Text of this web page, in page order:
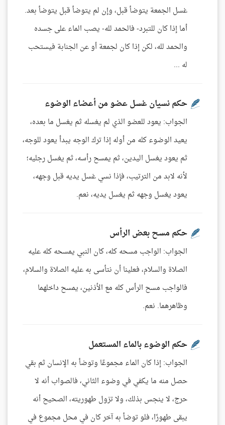
غسل الجمعة يتوضأ قبل، وإن لم يتوضأ قبل يتوضأ بعد.
أما إذا كان للتبرد- فالحمد لله- يصب الماء على جسده
والحمد لله، لكن إذا كان لجمعة أو عن الجنابة فيستحب
له ...
حكم نسيان غسل عضو من أعضاء الوضوء
الجواب: يعود للعضو الذي لم يغسله ثم يغسل ما بعده،
يعيد الوضوء كله من أوله إذا ترك الوجه يبدأ يعود للوجه،
ثم يعود يغسل اليدين، ثم يمسح رأسه، ثم يغسل رجليه؛
لأنه لابد من الترتيب، فإذا نسي غسل يديه قبل وجهه،
يعود يغسل وجهه ثم يغسل يديه، نعم.
حكم مسح بعض الرأس
الجواب: الواجب مسحه كله، كان النبي يمسحه كله عليه
الصلاة والسلام، فعلينا أن نتأسى به عليه الصلاة والسلام،
فالواجب مسح الرأس كله مع الأذنين، يمسح داخلهما
وظاهرهما. نعم.
حكم الوضوء بالماء المستعمل
الجواب: إذا كان الماء مجموعًا وتوضأ به الإنسان ثم بقي
حصل منه ما يكفي في وضوء الثاني، فالصواب أنه لا
حرج، لا ينجس بذلك، ولا تزول طهوريته، الصحيح أنه
يبقى طهورًا، فلو توضأ به آخر كان في محل مجموع في